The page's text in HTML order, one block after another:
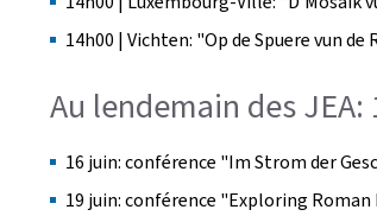
14h00 | Vichten: "Op de Spuere vun de
Au lendemain des JEA:
16 juin: conférence "Im Strom der
19 juin: conférence "Exploring